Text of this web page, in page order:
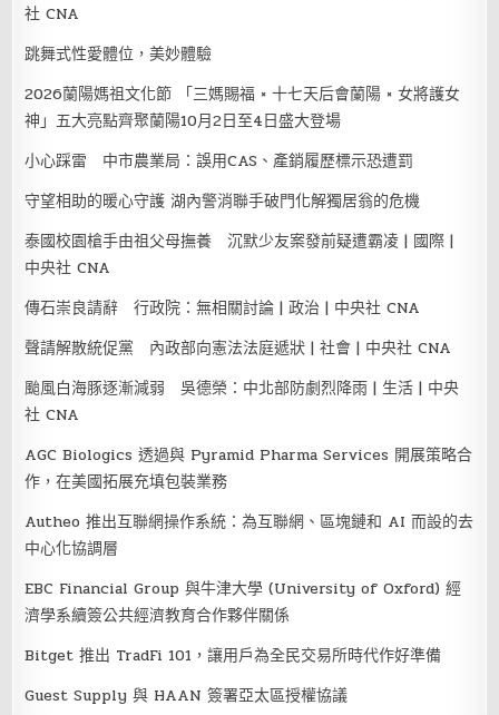
社 CNA
跳舞式性愛體位，美妙體驗
2026蘭陽媽祖文化節 「三媽賜福 × 十七天后會蘭陽 × 女將護女
神」五大亮點齊聚蘭陽10月2日至4日盛大登場
小心踩雷 中市農業局：誤用CAS、產銷履歷標示恐遭罰
守望相助的暖心守護 湖內警消聯手破門化解獨居翁的危機
泰國校園槍手由祖父母撫養 沉默少友案發前疑遭霸凌 | 國際 |
中央社 CNA
傳石崇良請辭 行政院：無相關討論 | 政治 | 中央社 CNA
聲請解散統促黨 內政部向憲法法庭遞狀 | 社會 | 中央社 CNA
颱風白海豚逐漸減弱 吳德榮：中北部防劇烈降雨 | 生活 | 中央
社 CNA
AGC Biologics 透過與 Pyramid Pharma Services 開展策略合
作，在美國拓展充填包裝業務
Autheo 推出互聯網操作系統：為互聯網、區塊鏈和 AI 而設的去
中心化協調層
EBC Financial Group 與牛津大學 (University of Oxford) 經
濟學系續簽公共經濟教育合作夥伴關係
Bitget 推出 TradFi 101，讓用戶為全民交易所時代作好準備
Guest Supply 與 HAAN 簽署亞太區授權協議